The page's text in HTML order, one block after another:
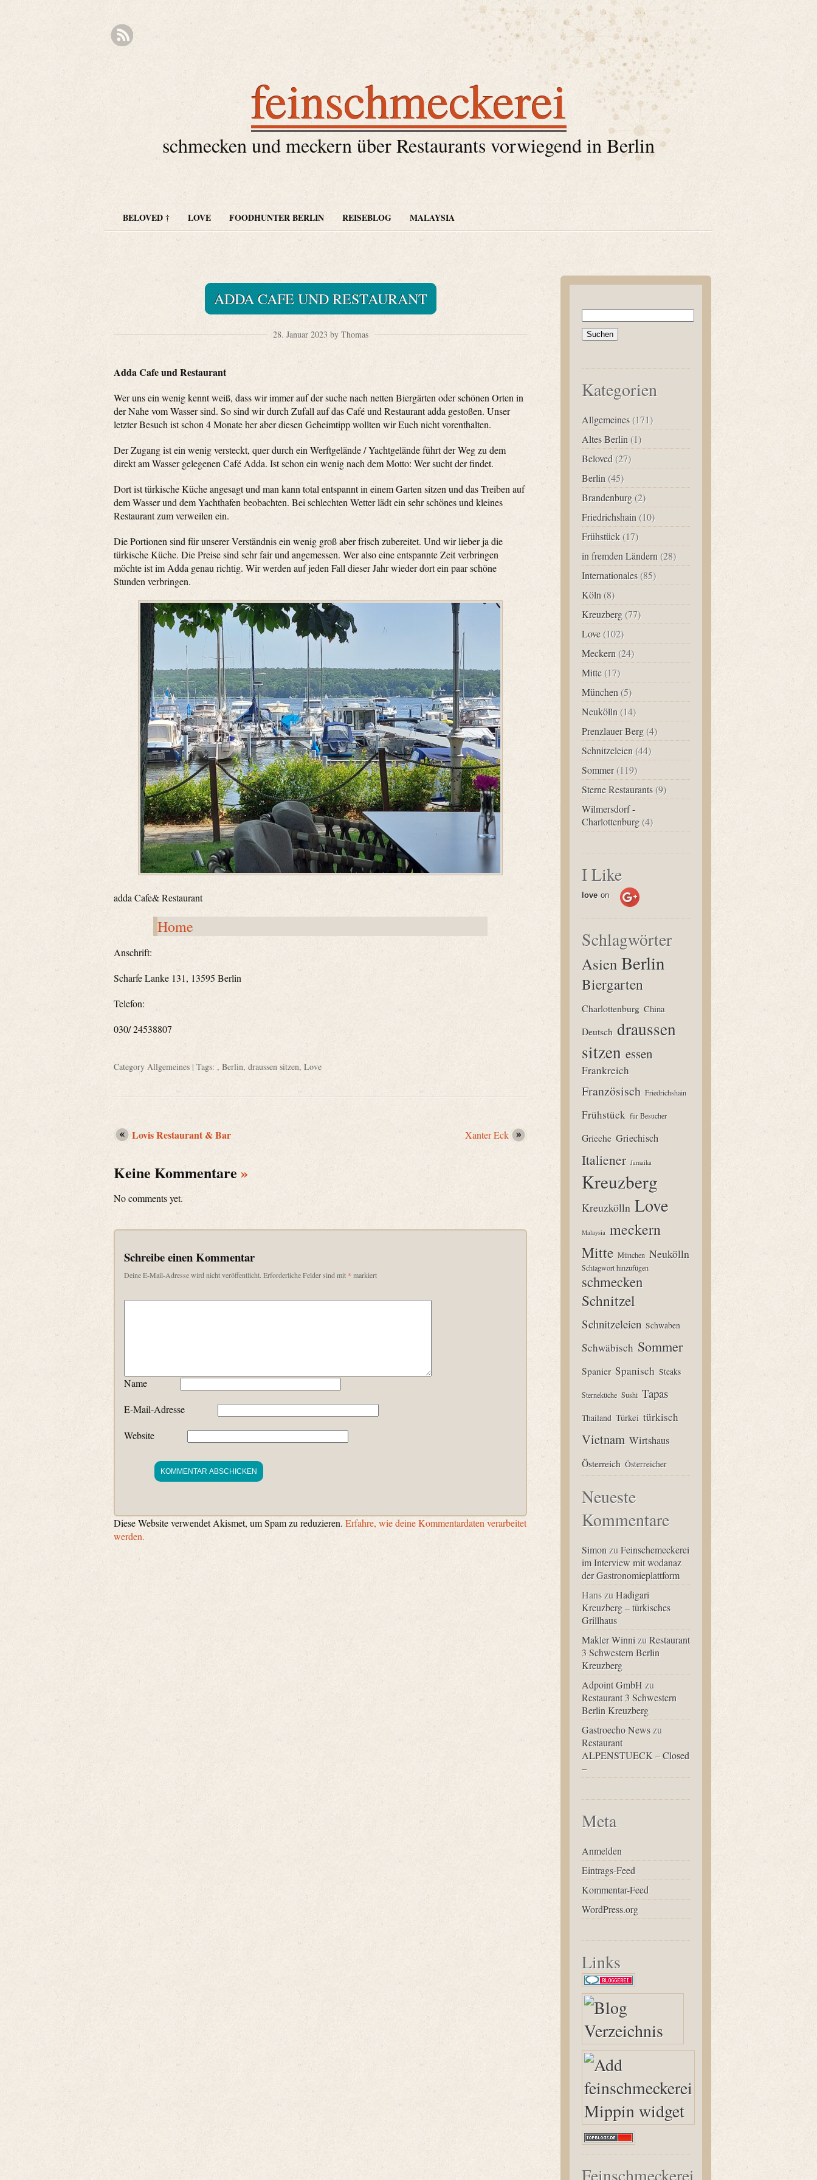
feinschmeckerei
schmecken und meckern über Restaurants vorwiegend in Berlin
BELOVED † LOVE FOODHUNTER BERLIN REISEBLOG MALAYSIA
ADDA CAFE UND RESTAURANT
28. Januar 2023 by Thomas
Adda Cafe und Restaurant
Wer uns ein wenig kennt weiß, dass wir immer auf der suche nach netten Biergärten oder schönen Orten in
der Nahe vom Wasser sind. So sind wir durch Zufall auf das Café und Restaurant adda gestoßen. Unser
letzter Besuch ist schon 4 Monate her aber diesen Geheimtipp wollten wir Euch nicht vorenthalten.
Der Zugang ist ein wenig versteckt, quer durch ein Werftgelände / Yachtgelände führt der Weg zu dem
direkt am Wasser gelegenen Café Adda. Ist schon ein wenig nach dem Motto: Wer sucht der findet.
Dort ist türkische Küche angesagt und man kann total entspannt in einem Garten sitzen und das Treiben auf
dem Wasser und dem Yachthafen beobachten. Bei schlechten Wetter lädt ein sehr schönes und kleines
Restaurant zum verweilen ein.
Die Portionen sind für unserer Verständnis ein wenig groß aber frisch zubereitet. Und wir lieber ja die
türkische Küche. Die Preise sind sehr fair und angemessen. Wer also eine entspannte Zeit verbringen
möchte ist im Adda genau richtig. Wir werden auf jeden Fall dieser Jahr wieder dort ein paar schöne
Stunden verbringen.
adda Cafe& Restaurant
Home
Anschrift:
Scharfe Lanke 131, 13595 Berlin
Telefon:
030/ 24538807
Category Allgemeines | Tags: , Berlin, draussen sitzen, Love
Lovis Restaurant & Bar Xanter Eck
Keine Kommentare »
No comments yet.
Schreibe einen Kommentar
Deine E-Mail-Adresse wird nicht veröffentlicht. Erforderliche Felder sind mit * markiert
Name
E-Mail-Adresse
Website
Diese Website verwendet Akismet, um Spam zu reduzieren. Erfahre, wie deine Kommentardaten verarbeitet
werden.
Suchen
nach:
Kategorien
Allgemeines (171)
Altes Berlin (1)
Beloved (27)
Berlin (45)
Brandenburg (2)
Friedrichshain (10)
Frühstück (17)
in fremden Ländern (28)
Internationales (85)
Köln (8)
Kreuzberg (77)
Love (102)
Meckern (24)
Mitte (17)
München (5)
Neukölln (14)
Prenzlauer Berg (4)
Schnitzeleien (44)
Sommer(119)
Sterne Restaurants (9)
Wilmersdorf -
Charlottenburg (4)
I Like
love on
Schlagwörter
Asien Berlin
Biergarten
Charlottenburg China
Deutsch draussen
sitzen essen
Frankreich
Französisch Friedrichshain
Frühstück für Besucher
Grieche Griechisch
Italiener Jamaika
Kreuzberg
Kreuzkölln Love
Malaysia meckern
Mitte München Neukölln
Schlagwort hinzufügen
schmecken
Schnitzel
Schnitzeleien Schwaben
Schwäbisch Sommer
Spanier Spanisch Steaks
Sterneküche Sushi Tapas
Thailand Türkei türkisch
Vietnam Wirtshaus
Österreich Österreicher
Neueste
Kommentare
Simon zuFeinschemeckerei
im Interview mit wodanaz
der Gastronomieplattform
Hans zuHadigari
Kreuzberg – türkisches
Grillhaus
Makler Winni zuRestaurant
3 Schwestern Berlin
Kreuzberg
Adpoint GmbH zu
Restaurant 3 Schwestern
Berlin Kreuzberg
Gastroecho News zu
Restaurant
ALPENSTUECK – Closed
–
Meta
Anmelden
Eintrags-Feed
Kommentar-Feed
WordPress.org
Links
Feinschmeckerei